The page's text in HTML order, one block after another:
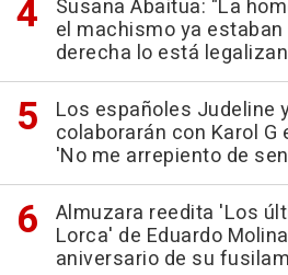
Susana Abaitua: "La
el machismo ya
derecha lo está
Los españoles Judeline
colaborarán con Karol G
'No me arrepiento de
Almuzara reedita 'Los
Lorca' de Eduardo
aniversario de su